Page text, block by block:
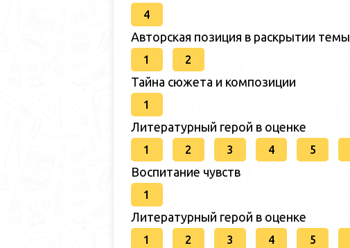
4
Авторская позиция в раскрытии темы
1 2
Тайна сюжета и композиции
1
Литературный герой в оценке
1 2 3 4 5
Воспитание чувств
1
Литературный герой в оценке
1 2 3 4 5